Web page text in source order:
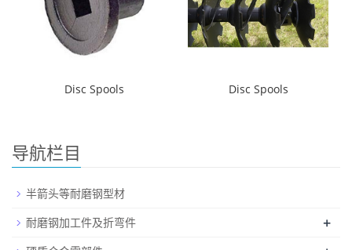
Disc Spools Disc Spools
导航栏目
半箭头等耐磨钢型材
耐磨钢加工件及折弯件
+